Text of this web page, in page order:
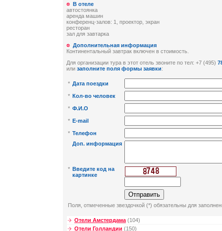
В отеле
автостоянка
аренда машин
конференц-залов: 1, проектор, экран
ресторан
зал для завтарка
Дополнительная информация
Континентальный завтрак включен в стоимость.
Для организации тура в этот отель звоните по тел: +7 (495)
или заполните поля формы заявки:
* Дата поездки
* Кол-во человек
* Ф.И.О
* E-mail
* Телефон
Доп. информация
* Введите код на
картинке
Поля, отмеченные звездочкой (*) обязательны для
Отели Амстердама(104)
Отели Голландии (150)